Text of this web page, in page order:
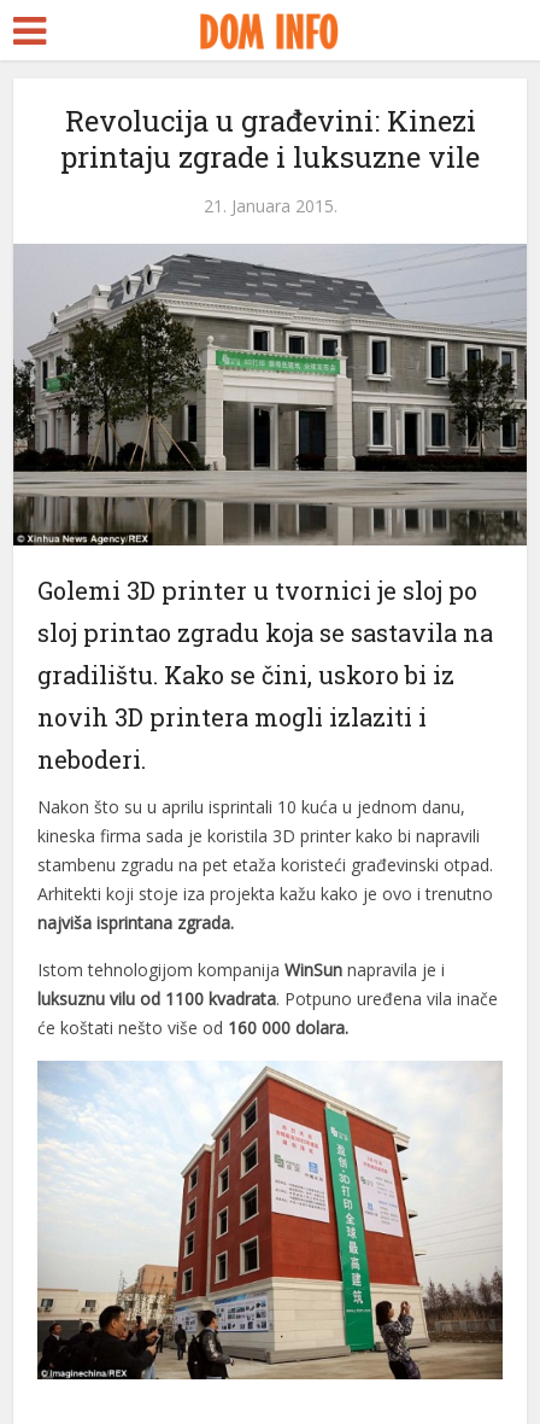
Revolucija u građevini: Kinezi
printaju zgrade i luksuzne vile
21. Januara 2015.
Golemi 3D printer u tvornici je sloj po
sloj printao zgradu koja se sastavila na
gradilištu. Kako se čini, uskoro bi iz
novih 3D printera mogli izlaziti i
neboderi.
Nakon što su u aprilu isprintali 10 kuća u jednom danu,
kineska firma sada je koristila 3D printer kako bi napravili
stambenu zgradu na pet etaža koristeći građevinski otpad.
Arhitekti koji stoje iza projekta kažu kako je ovo i trenutno
najviša isprintana zgrada.
Istom tehnologijom kompanijaWinSunnapravila je i
luksuznu vilu od 1100 kvadrata. Potpuno uređena vila inače
će koštati nešto više od 160 000 dolara.